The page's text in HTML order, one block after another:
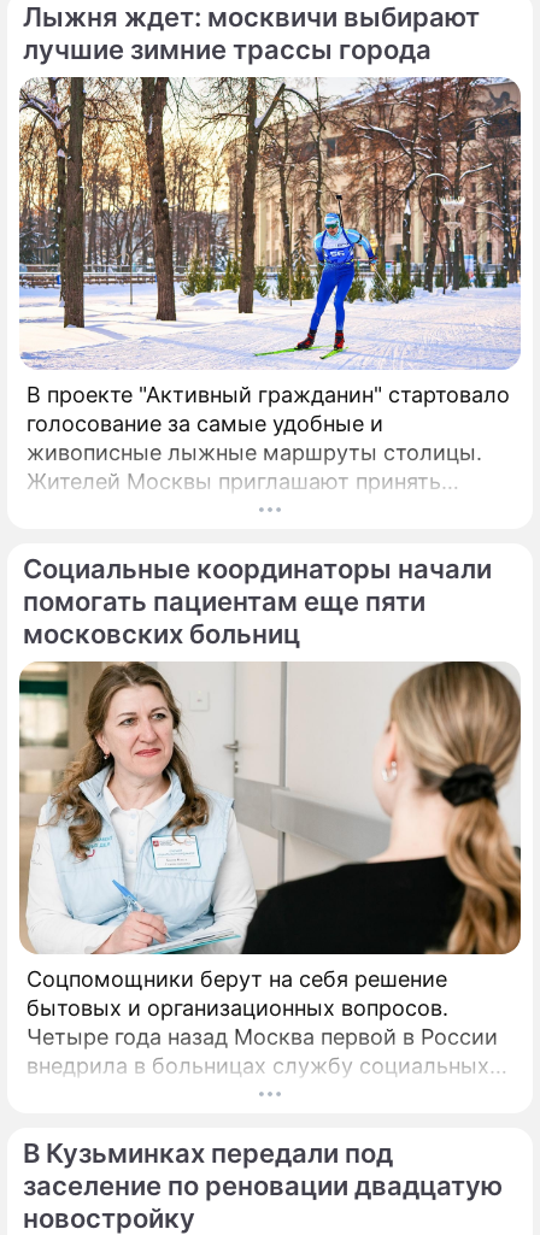
Лыжня ждет: москвичи выбирают
лучшие зимние трассы города
В проекте "Активный гражданин" стартовало
голосование за самые удобные и
живописные лыжные маршруты столицы.
Жителей Москвы приглашают принять
участие в новом городском опросе,
Социальные координаторы начали
помогать пациентам еще пяти
московских больниц
Соцпомощники берут на себя решение
бытовых и организационных вопросов.
Четыре года назад Москва первой в России
внедрила в больницах службу социальных
В Кузьминках передали под
заселение по реновации двадцатую
новостройку